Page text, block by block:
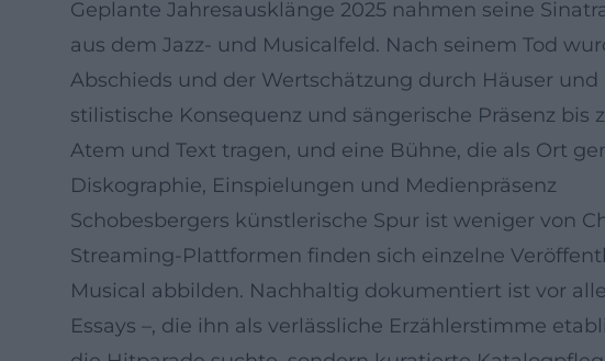
Geplante Jahresausklänge 2025 nahmen seine
aus dem Jazz- und Musicalfeld. Nach seinem Tod
Abschieds und der Wertschätzung durch Häuser
stilistische Konsequenz und sängerische Präsenz
Atem und Text tragen, und eine Bühne, die als Ort
Diskographie, Einspielungen und Medienpräsenz
Schobesbergers künstlerische Spur ist weniger von
Streaming-Plattformen finden sich einzelne
Musical abbilden. Nachhaltig dokumentiert ist vor
Essays –, die ihn als verlässliche Erzählerstimme